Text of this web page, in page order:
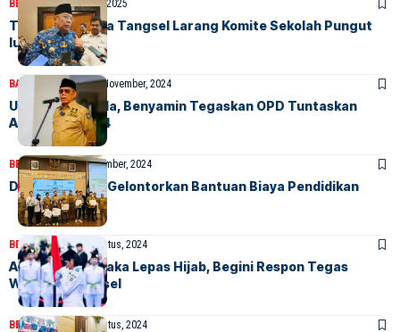
BERITAHOME20 Mei, 2025
Tegas! Walikota Tangsel Larang Komite Sekolah Pungut
Iuran
BANDARA BERITA25 November, 2024
Usai Cuti Pilkada, Benyamin Tegaskan OPD Tuntaskan
Anggaran 2024
BERITAHOME3 September, 2024
Dindik Tangsel Gelontorkan Bantuan Biaya Pendidikan
BERITAHOME15 Agustus, 2024
Aturan Paskibraka Lepas Hijab, Begini Respon Tegas
Walikota Tangsel
BERITAHOME12 Agustus, 2024